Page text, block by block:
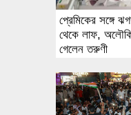
প্রেমিকের সঙ্গে
থেকে লাফ,
গেলেন তরুণী